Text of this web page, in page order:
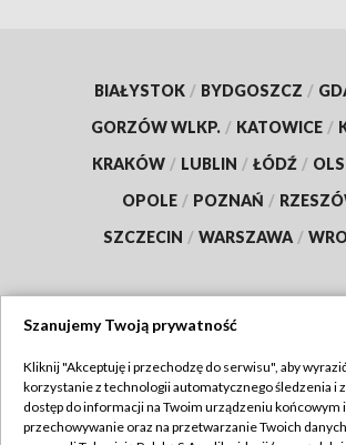
BIAŁYSTOK / BYDGOSZCZ /
GORZÓW WLKP. / KATOWICE /
KRAKÓW / LUBLIN / ŁÓDŹ /
OPOLE / POZNAŃ /
SZCZECIN / WARSZAWA /
TVP
Abonament TVP
Regulamin TVP
Szanujemy Twoją prywatność
Kliknij "Akceptuję i przechodzę do serwisu", aby
korzystanie z technologii automatycznego śledzenia i
dostęp do informacji na Twoim urządzeniu końcowym
przechowywanie oraz na przetwarzanie Twoich